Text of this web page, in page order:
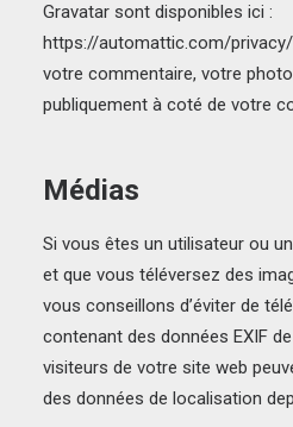
Gravatar sont disponibles ici :
https://automattic.com/
votre commentaire, votre
publiquement à coté de votre
Médias
Si vous êtes un utilisateur ou
et que vous téléversez des
vous conseillons d’éviter de
contenant des données EXIF
visiteurs de votre site web
des données de localisation